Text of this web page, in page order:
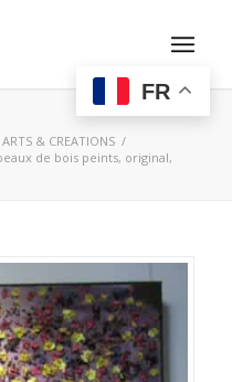
ARTS & CREATIONS /
de bois peints, original,
FR